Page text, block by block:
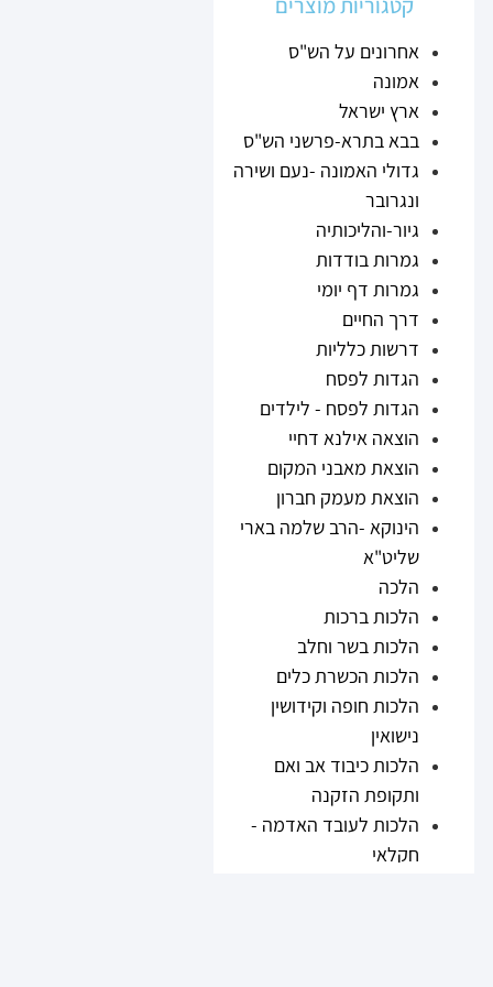
אחרונים על הש"ס
אמונה
ארץ ישראל
בבא בתרא-פרשני הש"ס
גדולי האמונה -נעם ושירה
ונגרובר
גיור-והליכותיה
גמרות בודדות
גמרות דף יומי
דרך החיים
דרשות כלליות
הגדות לפסח
הגדות לפסח - לילדים
הוצאה אילנא דחיי
הוצאת מאבני המקום
הוצאת מעמק חברון
הינוקא -הרב שלמה בארי
שליט"א
הלכה
הלכות ברכות
הלכות בשר וחלב
הלכות הכשרת כלים
הלכות חופה וקידושין
נישואין
הלכות כיבוד אב ואם
ותקופת הזקנה
הלכות לעובד האדמה -
חקלאי